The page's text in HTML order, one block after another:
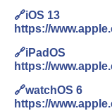
🔗iOS 13
https://
🔗iPadOS
https://
🔗watchOS 6
https://